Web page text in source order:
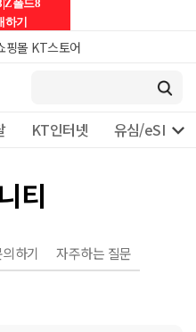
핑몰 KT스토어
KT인터넷 유심/eSIM 개

폴드8
하기
티
하기 자주하는 질문